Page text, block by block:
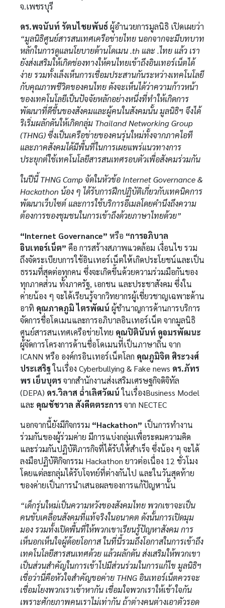
จ.เพชรบุรี
ดร.พจนันท์ รัตนไชยพันธ์ผู้อำนวยการมูลนิธิ เปิดเผยว่า
“มูลนิธิศูนย์สารสนเทศเครือข่ายไทย นอกจากจะมีบทบาท
หลักในการดูแลนโยบายด้านโดเมน .th และ .ไทย แล้ว เรา
ยังส่งเสริมให้เกิดช่องทางให้คนไทยเข้าถึงอินเทอร์เน็ตได้
ง่าย รวมทั้งเล็งเห็นการเชื่อมประสานกันระหว่างเทคโนโลยี
กับคุณภาพชีวิตของคนไทย ดังจะเห็นได้ว่าความก้าวหน้า
ของเทคโนโลยีเป็นปัจจัยหลักอย่างหนึ่งที่ทำให้เกิดการ
พัฒนาที่ดีขึ้นของสังคมและผู้คนในสังคมนั้น มูลนิธิฯ จึงได้
ริเริ่มผลักดันให้เกิดกลุ่ม Thailand Networking Group
(THNG) ซึ่งเป็นเครือข่ายของคนรุ่นใหม่ทั้งจากภาคไอที
และภาคสังคมได้มีพื้นที่ในการเผยแพร่แนวทางการ
ประยุกต์ใช้เทคโนโลยีสารสนเทศรอบตัวเพื่อสังคมร่วมกัน
ในปีนี้ THNG Camp จัดในหัวข้อ Internet Governance &
Hackathon น้อง ๆ ได้รับการฝึกปฏิบัติเกี่ยวกับเทคนิคการ
พัฒนาเว็บไซต์ และการใช้บริการอีเมลโดยคำนึงถึงความ
ต้องการของชุมชนในการเข้าถึงด้วยภาษาไทยด้วย”
“Internet Governance” หรือ “การอภิบาล
อินเทอร์เน็ต” คือ การสร้างสภาพแวดล้อม เงื่อนไข รวม
ถึงจัดระเบียบการใช้อินเทอร์เน็ตให้เกิดประโยชน์และเป็น
ธรรมที่สุดต่อทุกคน ซึ่งจะเกิดขึ้นด้วยความร่วมมือกันของ
ทุกภาคส่วน ทั้งภาครัฐ, เอกชน และประชาสังคม ซึ่งใน
ค่ายน้อง ๆ จะได้เรียนรู้จากวิทยากรผู้เชี่ยวชาญเฉพาะด้าน
อาทิ คุณภาคภูมิ ไตรพัฒน์ ผู้ชำนาญการด้านการบริการ
จัดการชื่อโดเมนและการอภิบาลอินเทอร์เน็ต จากมูลนิธิ
ศูนย์สารสนเทศเครือข่ายไทย คุณปิตินันท์ คูอมรพัฒนะ
ผู้จัดการโครงการด้านชื่อโดเมนที่เป็นภาษาถิ่น จาก
ICANN หรือ องค์กรอินเทอร์เน็ตโลก คุณภูมิจิต ศิระวงศ์
ประเสริฐในเรื่อง Cyberbullying & Fake news ดร.ภัทร
พร เย็นบุตรจากสำนักงานส่งเสริมเศรษฐกิจดิจิทัล
(DEPA) ดร.วิลาส ฉ่ำเลิศวัฒน์ในเรื่องBusiness Model
และ คุณชัชวาล สังคีตตระการจาก NECTEC
นอกจากนี้ยังมีกิจกรรม “Hackathon” เป็นการทำงาน
ร่วมกันของผู้ร่วมค่าย มีการแบ่งกลุ่มเพื่อระดมความคิด
และร่วมกันปฏิบัติภารกิจที่ได้รับให้สำเร็จ ซึ่งน้อง ๆ จะได้
ลงมือปฏิบัติกิจกรรม Hackathon ยาวต่อเนื่อง 12 ชั่วโมง
โดยแต่ละกลุ่มได้รับโจทย์ที่ต่างกันไป และในวันสุดท้าย
ของค่ายเป็นการนำเสนอผลของการแก้ปัญหานั้น
“เด็กรุ่นใหม่เป็นความหวังของสังคมไทย พวกเขาจะเป็น
คนขับเคลื่อนสังคมที่แท้จริงในอนาคต ดังนั้นการเปิดมุม
มอง รวมทั้งเปิดพื้นที่ให้พวกเขาเรียนรู้ปัญหาสังคม การ
เห็นอกเห็นใจผู้ด้อยโอกาส ในที่นี้รวมถึงโอกาสในการเข้าถึง
เทคโนโลยีสารสนเทศด้วย แล้วผลักดัน ส่งเสริมให้พวกเขา
เป็นส่วนสำคัญในการเข้าไปมีส่วนร่วมในการแก้ไข มูลนิธิฯ
เชื่อว่านี่คือหัวใจสำคัญขอค่าย THNG อินเทอร์เน็ตควรจะ
เชื่อมโยงพวกเราเข้าหากัน เชื่อมใจพวกเราให้เข้าใจกัน
เพราะศักยภาพคนเราไม่เท่ากัน ถ้าต่างคนต่างเอาตัวรอด